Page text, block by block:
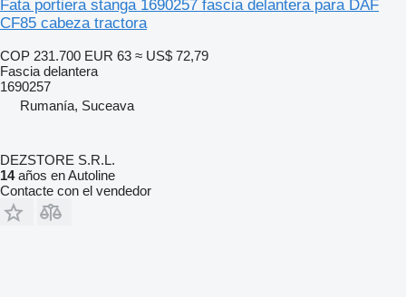
Fata portiera stanga 1690257 fascia delantera para DAF
CF85 cabeza tractora
COP 231.700 EUR 63 ≈ US$ 72,79
Fascia delantera
1690257
Rumanía, Suceava
DEZSTORE S.R.L.
14años en Autoline
Contacte con el vendedor